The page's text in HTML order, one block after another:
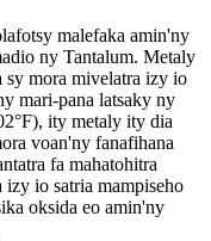
malefaka amin'ny
ny Tantalum. Metaly
sy mora mivelatra izy io
mari-pana latsaky ny
ity metaly ity dia
voan'ny fanafihana
fa mahatohitra
izy io satria mampiseho
oksida eo amin'ny